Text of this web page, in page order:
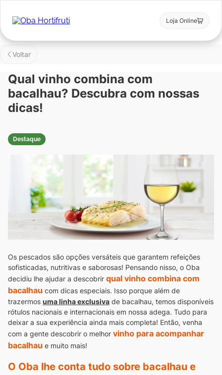
Loja Online
Voltar
Qual vinho combina com
bacalhau? Descubra com nossas
dicas!
Destaque
Os pescados são opções versáteis que garantem refeições
sofisticadas, nutritivas e saborosas! Pensando nisso, o Oba
decidiu lhe ajudar a descobrir qual vinho combina com
bacalhau com dicas especiais. Isso porque além de
trazermos uma linha exclusiva de bacalhau, temos disponíveis
rótulos nacionais e internacionais em nossa adega. Tudo para
deixar a sua experiência ainda mais completa! Então, venha
com a gente descobrir o melhor vinho para acompanhar
bacalhau e muito mais!
O Oba lhe conta tudo sobre bacalhau e